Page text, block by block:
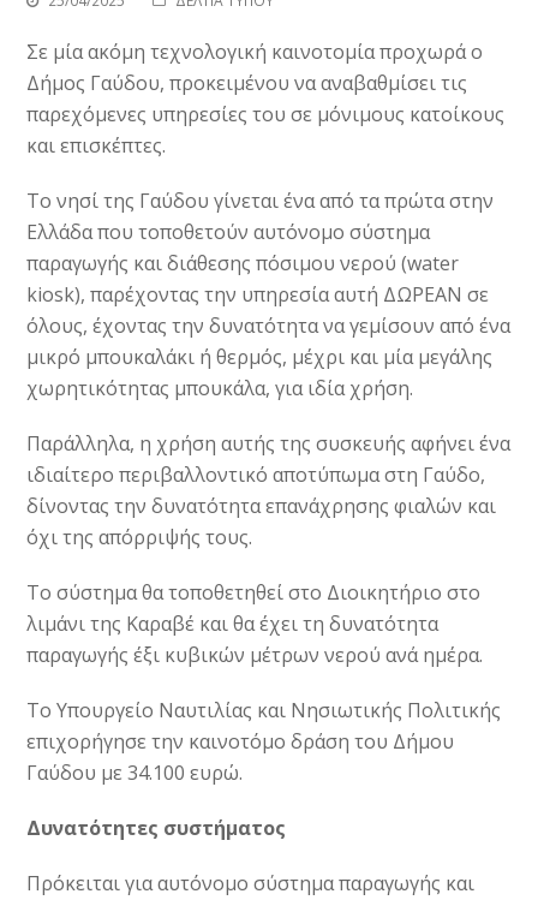
Σε μία ακόμη τεχνολογική καινοτομία προχωρά ο
Δήμος Γαύδου, προκειμένου να αναβαθμίσει τις
παρεχόμενες υπηρεσίες του σε μόνιμους κατοίκους
και επισκέπτες.
Το νησί της Γαύδου γίνεται ένα από τα πρώτα στην
Ελλάδα που τοποθετούν αυτόνομο σύστημα
παραγωγής και διάθεσης πόσιμου νερού (water
kiosk), παρέχοντας την υπηρεσία αυτή ΔΩΡΕΑΝ σε
όλους, έχοντας την δυνατότητα να γεμίσουν από ένα
μικρό μπουκαλάκι ή θερμός, μέχρι και μία μεγάλης
χωρητικότητας μπουκάλα, για ιδία χρήση.
Παράλληλα, η χρήση αυτής της συσκευής αφήνει ένα
ιδιαίτερο περιβαλλοντικό αποτύπωμα στη Γαύδο,
δίνοντας την δυνατότητα επανάχρησης φιαλών και
όχι της απόρριψής τους.
Το σύστημα θα τοποθετηθεί στο Διοικητήριο στο
λιμάνι της Καραβέ και θα έχει τη δυνατότητα
παραγωγής έξι κυβικών μέτρων νερού ανά ημέρα.
Το Υπουργείο Ναυτιλίας και Νησιωτικής Πολιτικής
επιχορήγησε την καινοτόμο δράση του Δήμου
Γαύδου με 34.100 ευρώ.
Δυνατότητες συστήματος
Πρόκειται για αυτόνομο σύστημα παραγωγής και